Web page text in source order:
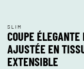
SLIM
COUPE ÉLEGANTE
AJUSTÉE EN
EXTENSIBLE